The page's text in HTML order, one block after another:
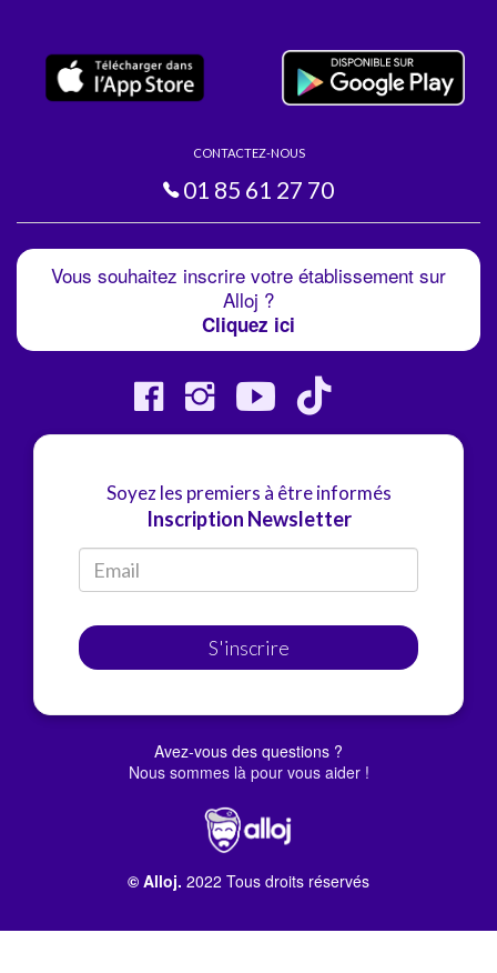
CONTACTEZ-NOUS
01 85 61 27 70
Vous souhaitez inscrire votre établissement sur
Alloj ?
Cliquez ici
Soyez les premiers à être informés
Inscription Newsletter
S'inscrire
Avez-vous des questions ?
Nous sommes là pour vous aider !
© Alloj. 2022 Tous droits réservés